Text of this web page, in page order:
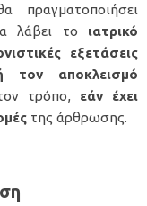
πραγματοποιήσει
λάβει το ιατρικό
εξετάσεις
τον αποκλεισμό
τρόπο, εάν έχει
της άρθρωσης.